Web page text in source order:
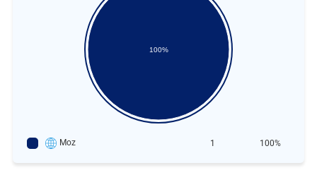
100%
Moz 1 100%